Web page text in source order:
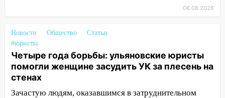
В Ульяновской области до конца
17:27
В Ульяновской области 114 детей-
сирот получили жильё с начала года
16:43 Дорожный сезон перевалил за
экватор: в Ульяновской области
обновили половину региональных трасс
06.08.2026
Новости Общество
Статьи
#юристы
Четыре года борьбы: ульяновские юристы
помогли женщине засудить УК за плесень на
стенах
Зачастую людям, оказавшимся в затруднительном